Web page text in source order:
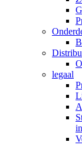
legaal